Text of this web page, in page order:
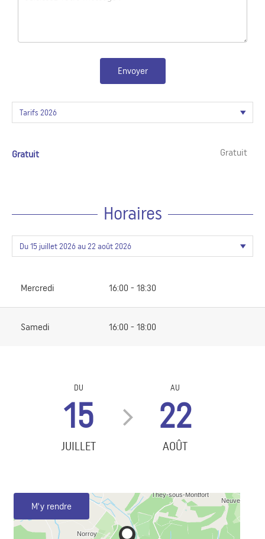
Envoyer
Gratuit Gratuit
Horaires
Mercredi 16:00 - 18:30
Samedi 16:00 - 18:00
DU
15
JUILLET
AU
22
AOÛT
M'y rendre